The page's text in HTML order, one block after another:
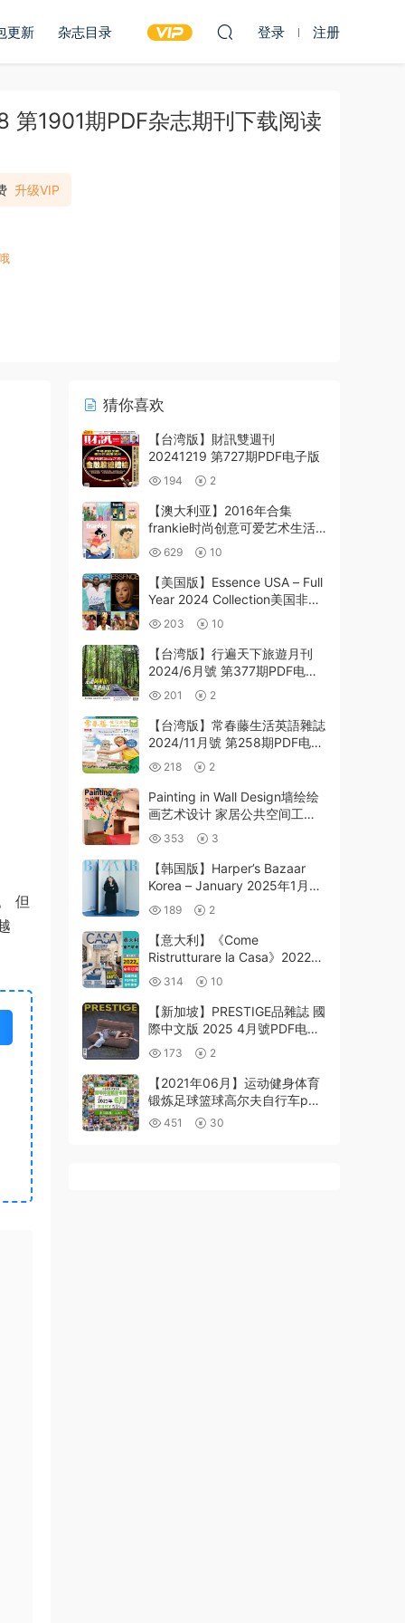
更新 杂志目录 登录 注册
1901期PDF杂志期刊下载阅读
升级VIP
但
猜你喜欢
【台湾版】財訊雙週刊
20241219 第727期PDF电子版
194 2
【澳大利亚】2016年合集
frankie时尚创意可爱艺术生活
灵感杂志pdf电子版（6本）
629 10
【美国版】Essence USA – Full
Year 2024 Collection美国非裔
女性生活时尚pdf杂志
203 10
【台湾版】行遍天下旅遊月刊
2024/6月號 第377期PDF电子
版下载阅读
201 2
【台湾版】常春藤生活英語雜誌
2024/11月號 第258期PDF电子
版 218 2
Painting in Wall Design墙绘绘
画艺术设计 家居公共空间工装
墙面装饰pdf电子版
353 3
【韩国版】Harper’s Bazaar
Korea – January 2025年1月
PDF电子版杂志
189 2
【意大利】《Come
Ristrutturare la Casa》2022年
合集家居室内浴室厨房家庭空间
装修翻新信息pdf杂志（年订
阅）
314 10
【新加坡】PRESTIGE品雜誌 國
際中文版 2025 4月號PDF电子
版杂志
173 2
【2021年06月】运动健身体育
锻炼足球篮球高尔夫自行车pdf
杂志6月打包（共228本）
451 30